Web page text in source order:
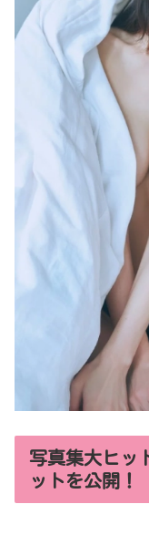
写真集大ヒッ
ットを公開！